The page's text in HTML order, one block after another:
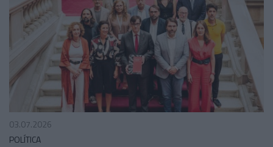
03.07.2026
POLÍTICA